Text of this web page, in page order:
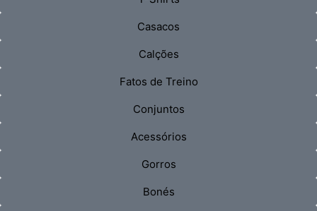
Casacos
Calções
Fatos de Treino
Conjuntos
Acessórios
Gorros
Bonés